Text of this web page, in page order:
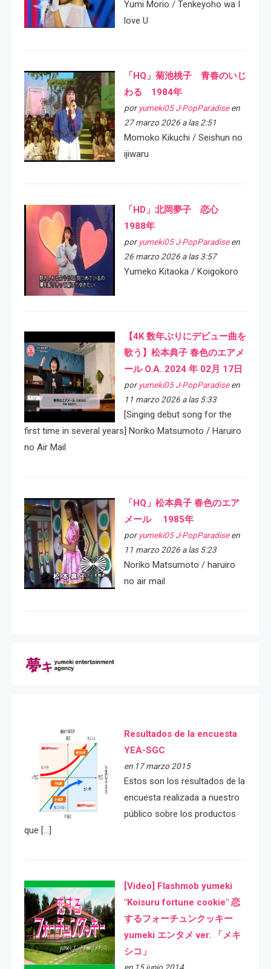
Yumi Morio / Tenkeyoho wa I
love U
「HQ」菊池桃子 青春のいじ
わる 1984年
por yumeki05 J-PopParadiseen
27 marzo 2026 a las 2:51
Momoko Kikuchi / Seishun no
ijiwaru
「HD」北岡夢子 恋心
1988年
por yumeki05 J-PopParadiseen
26 marzo 2026 a las 3:57
Yumeko Kitaoka / Koigokoro
【4K 数年ぶりにデビュー曲を
歌う】松本典子 春色のエアメ
ール O.A. 2024 年 02月 17日
por yumeki05 J-PopParadiseen
11 marzo 2026 a las 5:33
[Singing debut song for the
first time in several years] Noriko Matsumoto / Haruiro
no Air Mail
「HQ」松本典子 春色のエア
メール 1985年
por yumeki05 J-PopParadiseen
11 marzo 2026 a las 5:23
Noriko Matsumoto / haruiro
no air mail
Resultados de la encuesta
YEA-SGC
en 17 marzo 2015
Estos son los resultados de la
encuesta realizada a nuestro
público sobre los productos
que […]
[Video] Flashmob yumeki
"Koisuru fortune cookie" 恋
するフォーチュンクッキー
yumeki エンタメ ver. 「メキ
シコ」